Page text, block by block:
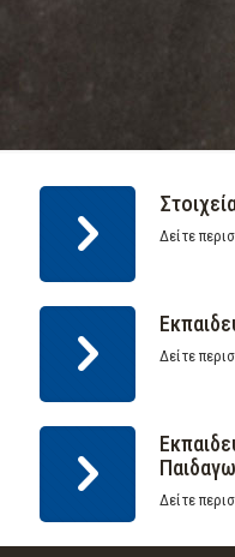
Δείτε
Δείτε
Δείτε